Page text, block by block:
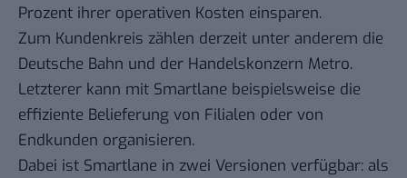
Prozent ihrer operativen Kosten einsparen.
Zum Kundenkreis zählen derzeit unter anderem die
Deutsche Bahn und der Handelskonzern Metro.
Letzterer kann mit Smartlane beispielsweise die
effiziente Belieferung von Filialen oder von
Endkunden organisieren.
Dabei ist Smartlane in zwei Versionen verfügbar: als